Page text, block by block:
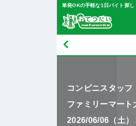
単発OKの手軽な1日バイト探し
コンビニスタッフ
ファミリーマート
2026/06/06（土